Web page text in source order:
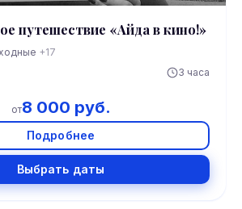
путешествие «Айда в кино!»
+17
3 часа
от8 000 руб.
Подробнее
Выбрать даты